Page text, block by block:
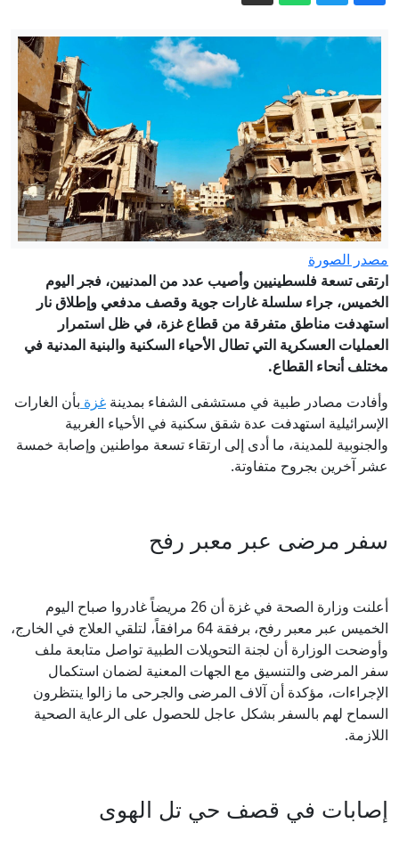
الحوثيون يزعمون شن هجوم ضخم على
قوات يمنية وسعودية في المخا
التجمّع: نحو أكبر انجاز سياسيّ وانتخابيّ
لجماهيرنا؛ نلتزم بقرار لجنة الوفاق،
والمفاوضات باتت من ورائنا38 درجة مئوية في طبريا.. 15 ألف مستجم
يستمتعون بمياه البحيرة المنعشة
نتنياهو: إسرائيل ترفض وثيقة النقاط الـ15
الصادرة عن مجلس السلام بشأن غزة
تعرض توصياتها بشأن ترتيب القائمة
المشتركة الثلاثية
مصدر الصورة
ارتقى تسعة فلسطينيين وأصيب عدد من المدنيين، فجر اليوم
الخميس، جراء سلسلة غارات جوية وقصف مدفعي وإطلاق نار
استهدفت مناطق متفرقة من قطاع غزة، في ظل استمرار
العمليات العسكرية التي تطال الأحياء السكنية والبنية المدنية في
مختلف أنحاء القطاع.
وأفادت مصادر طبية في مستشفى الشفاء بمدينة غزة بأن الغارات
الإسرائيلية استهدفت عدة شقق سكنية في الأحياء الغربية
والجنوبية للمدينة، ما أدى إلى ارتقاء تسعة مواطنين وإصابة خمسة
عشر آخرين بجروح متفاوتة.
سفر مرضى عبر معبر رفح
أعلنت وزارة الصحة في غزة أن 26 مريضاً غادروا صباح اليوم
الخميس عبر معبر رفح، برفقة 64 مرافقاً، لتلقي العلاج في الخارج،
وأوضحت الوزارة أن لجنة التحويلات الطبية تواصل متابعة ملف
سفر المرضى والتنسيق مع الجهات المعنية لضمان استكمال
الإجراءات، مؤكدة أن آلاف المرضى والجرحى ما زالوا ينتظرون
السماح لهم بالسفر بشكل عاجل للحصول على الرعاية الصحية
اللازمة.
إصابات في قصف حي تل الهوى